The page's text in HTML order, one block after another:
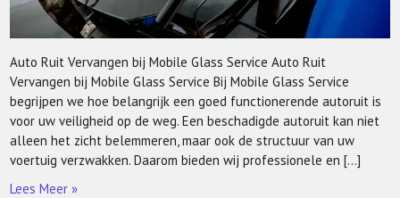
Auto Ruit Vervangen bij Mobile Glass Service Auto Ruit
Vervangen bij Mobile Glass Service Bij Mobile Glass Service
begrijpen we hoe belangrijk een goed functionerende autoruit is
voor uw veiligheid op de weg. Een beschadigde autoruit kan niet
alleen het zicht belemmeren, maar ook de structuur van uw
voertuig verzwakken. Daarom bieden wij professionele en […]
Lees Meer »